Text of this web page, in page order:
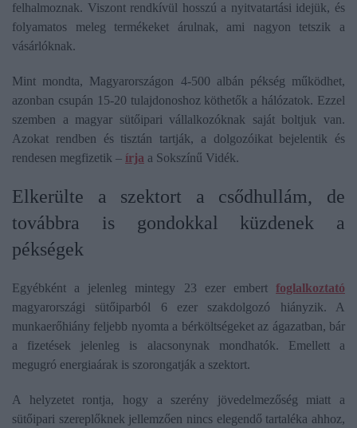
felhalmoznak. Viszont rendkívül hosszú a nyitvatartási idejük, és
folyamatos meleg termékeket árulnak, ami nagyon tetszik a
vásárlóknak.
Mint mondta, Magyarországon 4-500 albán pékség működhet,
azonban csupán 15-20 tulajdonoshoz köthetők a hálózatok. Ezzel
szemben a magyar sütőipari vállalkozóknak saját boltjuk van.
Azokat rendben és tisztán tartják, a dolgozóikat bejelentik és
rendesen megfizetik – írja a Sokszínű Vidék.
Elkerülte a szektort a csődhullám, de
továbbra is gondokkal küzdenek a
pékségek
Egyébként a jelenleg mintegy 23 ezer embert foglalkoztató
magyarországi sütőiparból 6 ezer szakdolgozó hiányzik. A
munkaerőhiány feljebb nyomta a bérköltségeket az ágazatban, bár
a fizetések jelenleg is alacsonynak mondhatók. Emellett a
megugró energiaárak is szorongatják a szektort.
A helyzetet rontja, hogy a szerény jövedelmezőség miatt a
sütőipari szereplőknek jellemzően nincs elegendő tartaléka ahhoz,